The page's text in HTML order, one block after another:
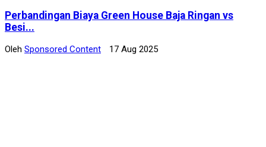
Perbandingan Biaya Green House Baja Ringan vs
Besi...
Oleh Sponsored Content 17 Aug 2025